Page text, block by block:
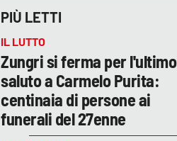
PIÙ LETTI
IL LUTTO
Zungri si ferma per l'ultimo
saluto a Carmelo Purita:
centinaia di persone ai
funerali del 27enne